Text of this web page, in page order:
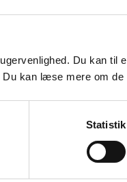
Du kan
kan læse mere om de
Statistik